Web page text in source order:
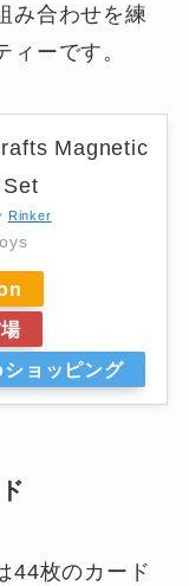
み合わせを練
ーです。
Magnetic
Rinker
ョッピング
44枚のカード